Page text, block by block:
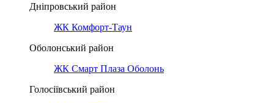
Дніпровський район
ЖК Комфорт-Таун
Оболонський район
ЖК Смарт Плаза Оболонь
Голосіївський район